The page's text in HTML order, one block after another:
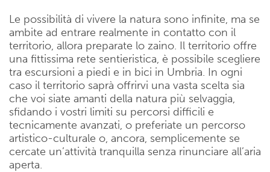
Le possibilità di vivere la natura sono infinite, ma se
ambite ad entrare realmente in contatto con il
territorio, allora preparate lo zaino. Il territorio offre
una fittissima rete sentieristica, è possibile scegliere
tra escursioni a piedi e in bici in Umbria. In ogni
caso il territorio saprà offrirvi una vasta scelta sia
che voi siate amanti della natura più selvaggia,
sfidando i vostri limiti su percorsi difficili e
tecnicamente avanzati, o preferiate un percorso
artistico-culturale o, ancora, semplicemente se
cercate un’attività tranquilla senza rinunciare all’aria
aperta.